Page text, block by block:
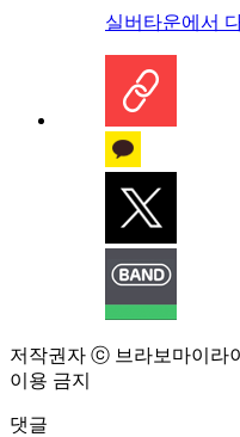
실버타운에서
저작권자 ⓒ 브라보마이라
이용 금지
댓글